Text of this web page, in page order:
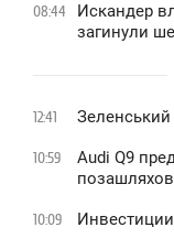
08:44
Искандер
загинули
12:41
10:59
Audi Q9
10:09